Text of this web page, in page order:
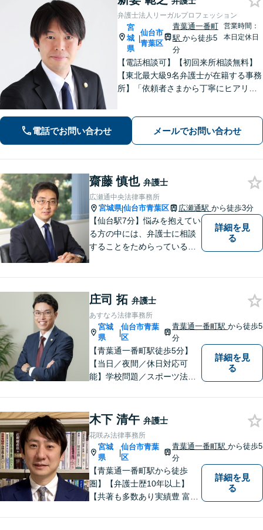
弁護士法人リーガルプロフェッション
宮
城
県
|
仙台市
青葉区
青葉通一番町
駅 から徒歩5
分
営業時間：
本日定休日
【電話相談可】【初回来所相談無料】
【東北最大級9名弁護士が在籍する事務
所】「依頼者さまから丁寧にヒアリン
可」多角的な視点で労働問題をサポー
ト【休日夜間相談可】【完全個室対
電話でお問い合わせ メールでお問い合わせ
齋藤 慎也 弁護士
広瀬通中央法律事務所
宮城県|仙台市青葉区 広瀬通駅 から徒歩3分
【仙台駅7分】悩みを抱えてい
る方の中には、弁護士に相談
することをためらっている方
待できます。 どんなことで
も、お気軽に相談ください。
詳細を見
る
庄司 拓 弁護士
あすなろ法律事務所
宮城
県
|
仙台市青葉
区
青葉通一番町駅から徒歩5
分
【青葉通一番町駅徒歩5分】
【当日／夜間／休日対応可
能】学校問題／スポーツ法務
続／刑事事件など幅広く対
応。悩みを抱えた方が気軽に
相談できるように、親しみや
すい雰囲気作りを心掛けてお
ります。
詳細を見
る
木下 清午 弁護士
花咲み法律事務所
宮城
県
|
仙台市青葉
区
青葉通一番町駅から徒歩5
分
【青葉通一番町駅から徒歩
圏】【弁護士歴10年以上】
【共著も多数あり実績豊 富】
詳細を見
る